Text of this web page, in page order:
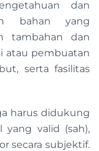
dan
bahan yang
tambahan dan
atau pembuatan
serta fasilitas
harus didukung
valid (sah),
secara subjektif.